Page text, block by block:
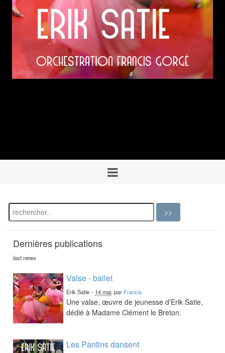
Dernières publications
last news
Valse - ballet
Erik Satie - 14 mai, par Francis
Une valse, œuvre de jeunesse d’Erik Satie,
dédié à Madame Clément le Breton.
Les Pantins dansent